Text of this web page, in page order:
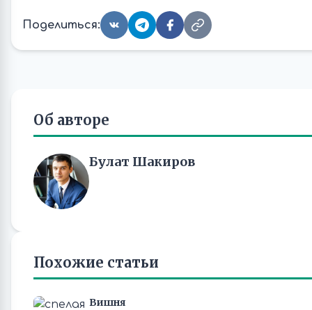
Поделиться:
Об авторе
Булат Шакиров
Похожие статьи
Вишня